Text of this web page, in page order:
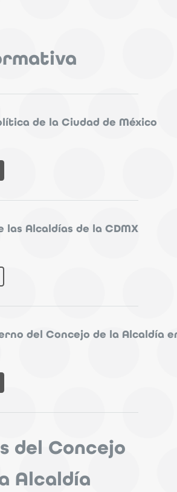
de la Ciudad de México
las Alcaldías de la CDMX
del Concejo de la Alcaldía
del Concejo
Alcaldía